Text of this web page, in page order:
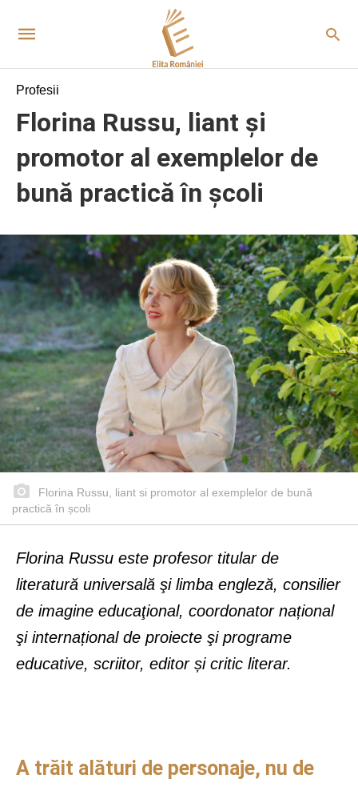
Profesii
Florina Russu, liant și
promotor al exemplelor de
bună practică în școli
Florina Russu, liant si promotor al exemplelor de bună
practică în școli
Florina Russu este profesor titular de
literatură universală şi limba engleză, consilier
de imagine educaţional, coordonator național
şi internațional de proiecte şi programe
educative, scriitor, editor și critic literar.
A trăit alături de personaje, nu de